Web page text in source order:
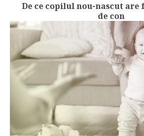
De ce copilul nou-nascut
de con